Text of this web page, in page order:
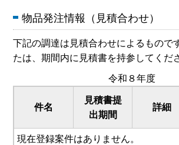
物品発注情報（見積合わせ）
下記の調達は見積合わせによるもので
たは、期間内に見積書を持参してくだ
令和８年度
件名
見積書提
出期間
詳細
現在登録案件はありません。